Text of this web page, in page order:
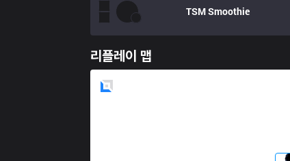
TSMSmoothie
리플레이 맵